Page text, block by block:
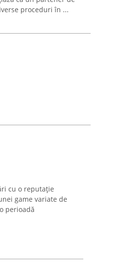
proceduri în ...
cu o reputație
game variate de
perioadă